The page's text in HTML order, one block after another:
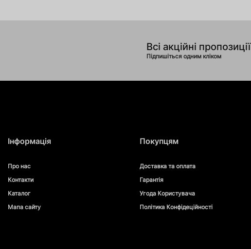
Всі акційні пропозиції
Підпишіться одним кліком
Інформація
Про нас
Контакти
Каталог
Мапа сайту
Покупцям
Доставка та оплата
Гарантія
Угода Користувача
Політика Конфідеційності